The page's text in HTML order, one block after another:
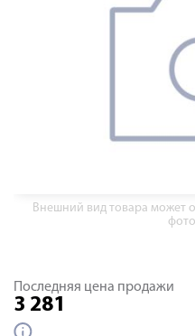
Внешний вид товара может
Последняя цена продажи
3 281